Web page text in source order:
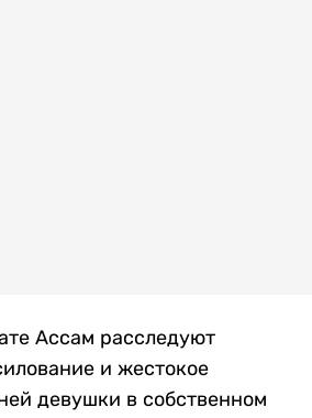
Ассам расследуют
и жестокое
девушки в собственном